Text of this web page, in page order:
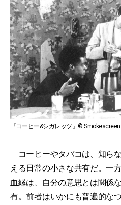
『コーヒー&シガレッツ』©
コーヒーやタバコは、知ら
える日常の小さな共有だ。一
血縁は、自分の意思とは関係
有。前者はいかにも普遍的な